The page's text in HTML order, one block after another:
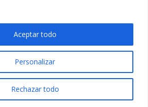
Personalizar
Rechazar todo
Aceptar todo
Privacidad|
derechos reservados. Diseño web
ACRILONIA